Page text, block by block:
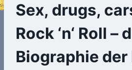
Sex, drugs,
Rock ‘n‘ Roll –
Biographie der